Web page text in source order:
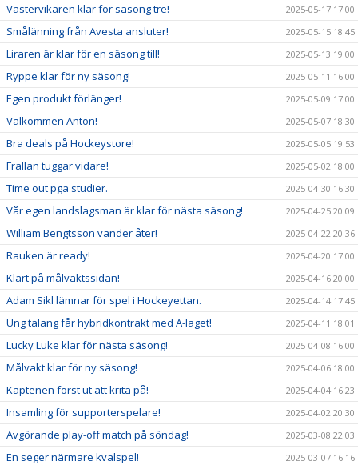
Västervikaren klar för säsong tre! 2025-05-17 17:00
Smålänning från Avesta ansluter! 2025-05-15 18:45
Liraren är klar för en säsong till! 2025-05-13 19:00
Ryppe klar för ny säsong! 2025-05-11 16:00
Egen produkt förlänger! 2025-05-09 17:00
Välkommen Anton! 2025-05-07 18:30
Bra deals på Hockeystore! 2025-05-05 19:53
Frallan tuggar vidare! 2025-05-02 18:00
Time out pga studier. 2025-04-30 16:30
Vår egen landslagsman är klar för nästa säsong! 2025-04-25 20:09
William Bengtsson vänder åter! 2025-04-22 20:36
Rauken är ready! 2025-04-20 17:00
Klart på målvaktssidan! 2025-04-16 20:00
Adam Sikl lämnar för spel i Hockeyettan. 2025-04-14 17:45
Ung talang får hybridkontrakt med A-laget! 2025-04-11 18:01
Lucky Luke klar för nästa säsong! 2025-04-08 16:00
Målvakt klar för ny säsong! 2025-04-06 18:00
Kaptenen först ut att krita på! 2025-04-04 16:23
Insamling för supporterspelare! 2025-04-02 20:30
Avgörande play-off match på söndag! 2025-03-08 22:03
En seger närmare kvalspel! 2025-03-07 16:16